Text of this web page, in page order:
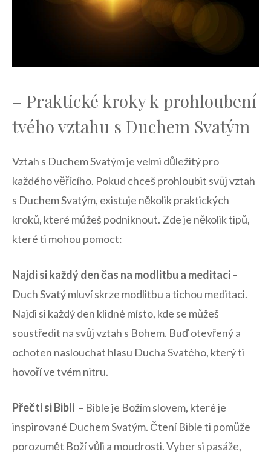
– Praktické kroky k ​prohloubení
tvého vztahu s Duchem Svatým
Vztah s Duchem Svatým je velmi důležitý​ pro
každého věřícího. Pokud chceš prohloubit svůj vztah
s Duchem Svatým, existuje několik ‍praktických
kroků, které můžeš podniknout. Zde je několik tipů,
které ti mohou pomoct:
Najdi si každý den čas na modlitbu a ⁣meditaci–
Duch Svatý mluví skrze modlitbu a tichou meditaci.
Najdi si každý den klidné místo, kde se můžeš
soustředit na svůj vztah s Bohem. Buď otevřený a
ochoten naslouchat hlasu Ducha Svatého, který ti
hovoří ve tvém nitru.
Přečti si Bibli ⁤ – Bible je Božím slovem, které je‍
inspirované Duchem Svatým. Čtení Bible ti pomůže
porozumět Boží vůli⁢ a moudrosti. Vyber si⁢ pasáže,